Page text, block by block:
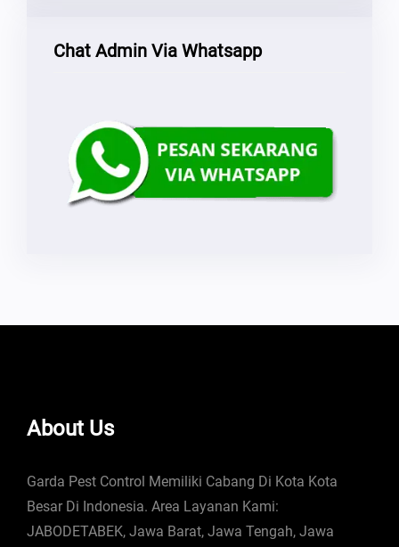
Chat Admin Via Whatsapp
About Us
Garda Pest Control Memiliki Cabang Di Kota Kota
Besar Di Indonesia. Area Layanan Kami:
JABODETABEK, Jawa Barat, Jawa Tengah, Jawa